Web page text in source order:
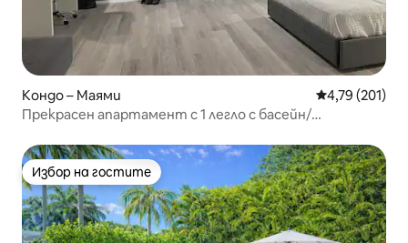
Кондо – Маями Средна
4,79 (201)
Прекрасен апартамент с 1 легло с басейн/
Избор на гостите
Избор на гостите